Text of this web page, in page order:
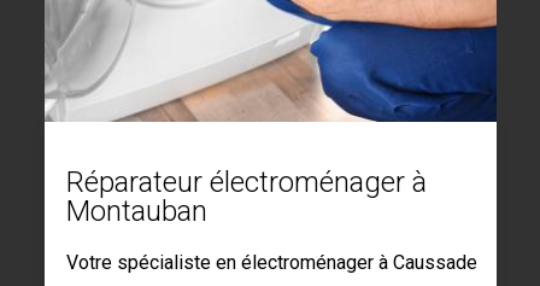
Réparateur électroménager à
Montauban
Votre spécialiste en électroménager à Caussade